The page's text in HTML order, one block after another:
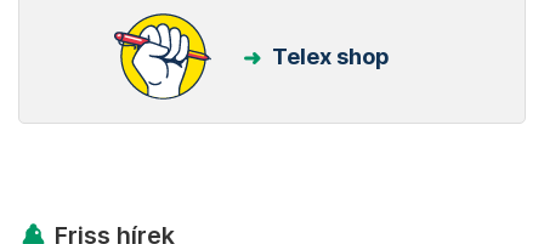
Telex shop
Friss hírek